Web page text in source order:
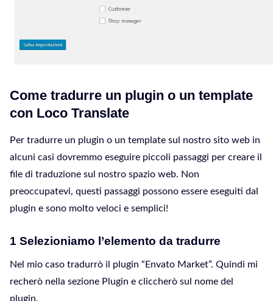
Come tradurre un plugin o un template
con Loco Translate
Per tradurre un plugin o un template sul nostro sito web in
alcuni casi dovremmo eseguire piccoli passaggi per creare il
file di traduzione sul nostro spazio web. Non
preoccupatevi, questi passaggi possono essere eseguiti dal
plugin e sono molto veloci e semplici!
1 Selezioniamo l’elemento da tradurre
Nel mio caso tradurrò il plugin “Envato Market”. Quindi mi
recherò nella sezione Plugin e cliccherò sul nome del
plugin.